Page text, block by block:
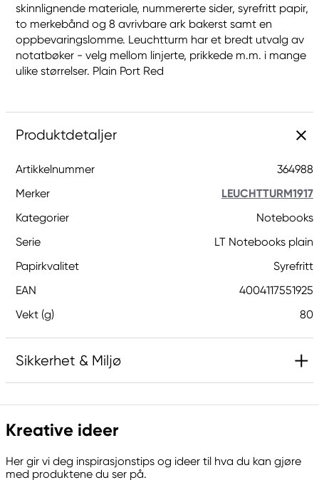
skinnlignende materiale, nummererte sider, syrefritt papir,
to merkebånd og 8 avrivbare ark bakerst samt en
oppbevaringslomme. Leuchtturm har et bredt utvalg av
notatbøker - velg mellom linjerte, prikkede m.m. i mange
ulike størrelser. Plain Port Red
Produktdetaljer
Artikkelnummer
364988
Merker
LEUCHTTURM1917
Kategorier
Notebooks
Serie
LT Notebooks plain
Papirkvalitet
Syrefritt
EAN
4004117551925
Vekt (g)
80
Sikkerhet & Miljø
Ansvarlig EU
LEUCHTTURM
Am Spakenberg 45
Kreative ideer
Her gir vi deg inspirasjonstips og ideer til hva du kan gjøre
med produktene du ser på.